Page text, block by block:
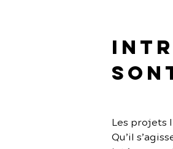
Les projets
Qu’il